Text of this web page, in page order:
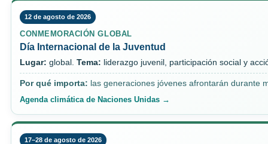
12 de agosto de 2026
CONMEMORACIÓN GLOBAL
Día Internacional de la Juventud
Lugar: global. Tema: liderazgo juvenil, participación social y
Por qué importa: las generaciones jóvenes afrontarán durante
Agenda climática de Naciones Unidas →
17–28 de agosto de 2026